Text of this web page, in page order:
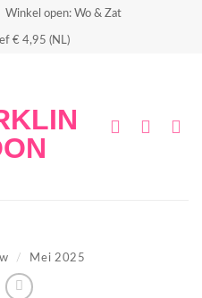
Winkel open: Wo & Zat
€ 4,95 (NL)
/ Mei 2025